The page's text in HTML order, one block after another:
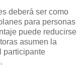
deberá ser como
para personas
puede reducirse
asumen la
participante